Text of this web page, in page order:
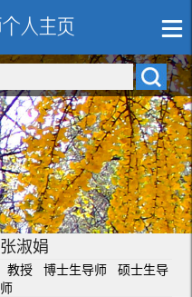
张淑娟
教授 博士生导师 硕士生导
师